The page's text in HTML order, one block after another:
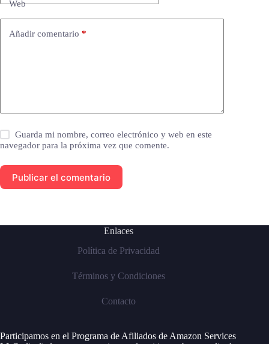
Web
Añadir comentario *
Guarda mi nombre, correo electrónico y web en este
navegador para la próxima vez que comente.
Publicar el comentario
Enlaces
Política de Privacidad
Términos y Condiciones
Contacto
Participamos en el Programa de Afiliados de Amazon Services